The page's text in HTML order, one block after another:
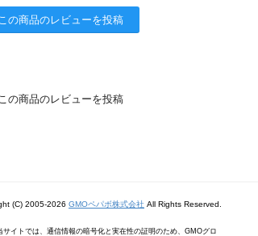
この商品のレビューを投稿
この商品のレビューを投稿
(C) 2005-2026 GMOペパボ株式会社 All Rights Reserved.
サイトでは、通信情報の暗号化と実在性の証明のため、GMOグロ